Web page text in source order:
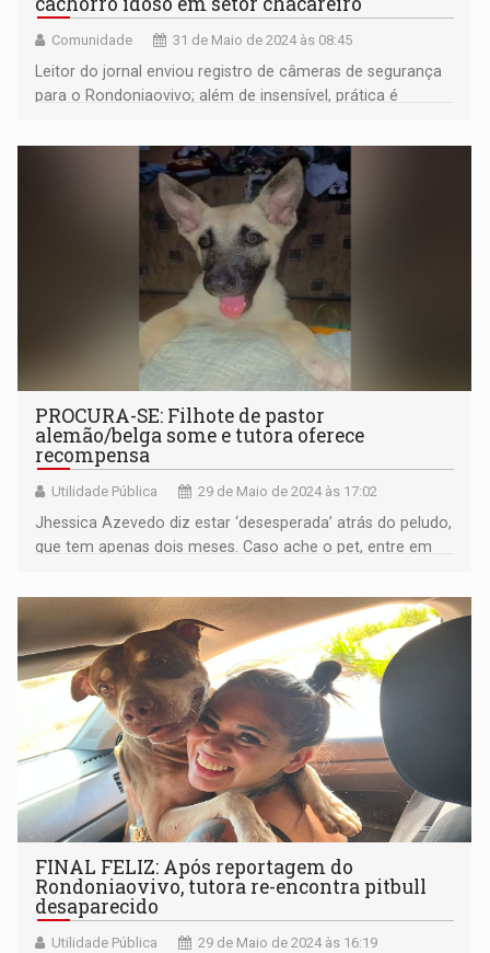
Comunidade 31 de Maio de 2024 às 08:45
Leitor do jornal enviou registro de câmeras de segurança
para o Rondoniaovivo; além de insensível, prática é
PROCURA-SE: Filhote de pastor
alemão/belga some e tutora oferece
recompensa
Utilidade Pública 29 de Maio de 2024 às 17:02
Jhessica Azevedo diz estar ‘desesperada’ atrás do peludo,
que tem apenas dois meses. Caso ache o pet, entre em
FINAL FELIZ: Após reportagem do
Rondoniaovivo, tutora re-encontra pitbull
desaparecido
Utilidade Pública 29 de Maio de 2024 às 16:19